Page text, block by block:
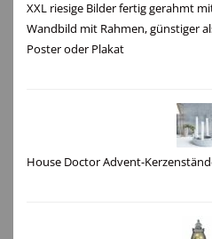
XXL riesige Bilder fertig gerahmt
Wandbild mit Rahmen, günstiger
Poster oder Plakat
House Doctor Advent-